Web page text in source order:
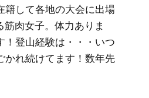
して各地の大会に出場
肉女子。体力ありま
！登山経験は・・・いつ
かれ続けてます！数年先